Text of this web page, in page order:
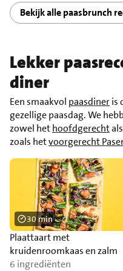
Bekijk alle paasbrunch
Lekker
diner
Een smaakvol paasdineris
gezellige paasdag. We
zowel hethoofdgerecht
zoals hetvoorgerecht
Plaattaart met
kruidenroomkaas en zalm
6 ingrediënten
30 min